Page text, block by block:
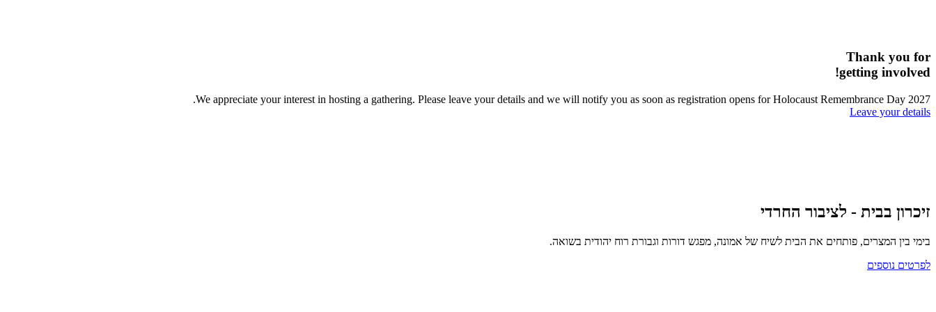
Thank you for
getting involved!
We appreciate your interest in hosting a gathering. Please leave your details and we will notify you as soon as registration opens for Holocaust Remembrance Day 2027.
Leave your details
זיכרון בבית - לציבור החרדי
בימי בין המצרים, פותחים את הבית לשיח של אמונה, מפגש דורות וגבורת רוח יהודית בשואה.
לפרטים נוספים